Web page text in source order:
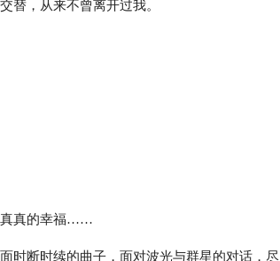
替，从来不曾离开过我。
真真的幸福……
时断时续的曲子，面对波光与群星的对话，尽